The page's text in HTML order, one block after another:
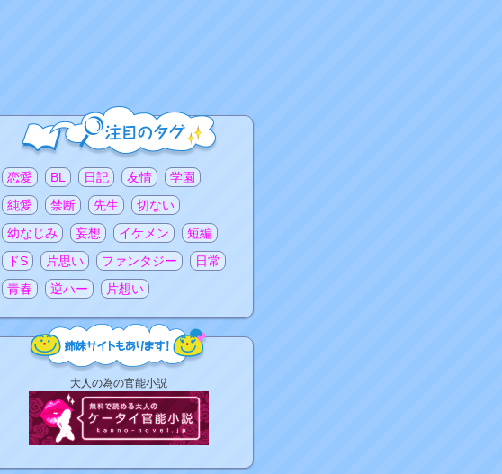
注目のタグ
恋愛 BL 日記 友情
学園
純愛
禁断 先生
切ない
幼なじみ
妄想 イケメン
短編
ドS
片思い ファンタジー
日常
青春
逆ハー 片想い
大人の為の官能小説